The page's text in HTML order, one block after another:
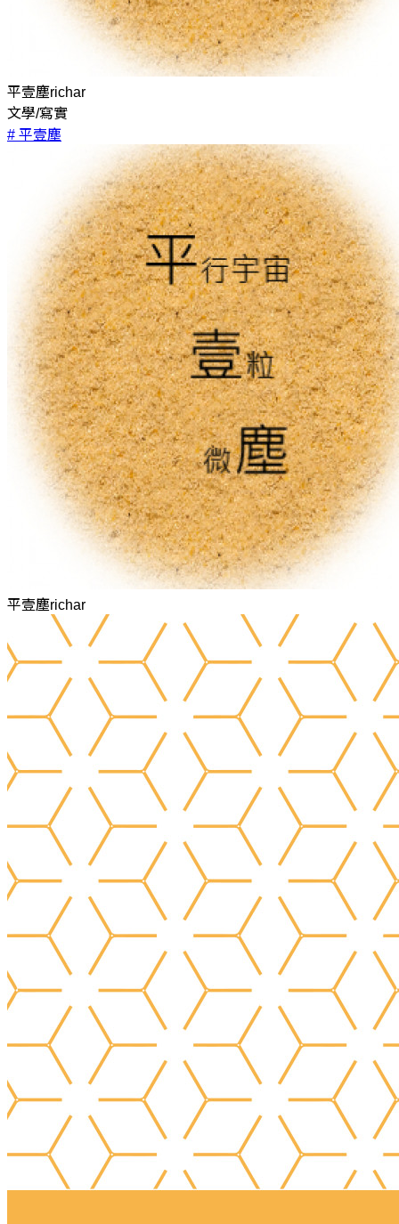
平壹塵richar
文學/寫實
# 平壹塵
平壹塵richar